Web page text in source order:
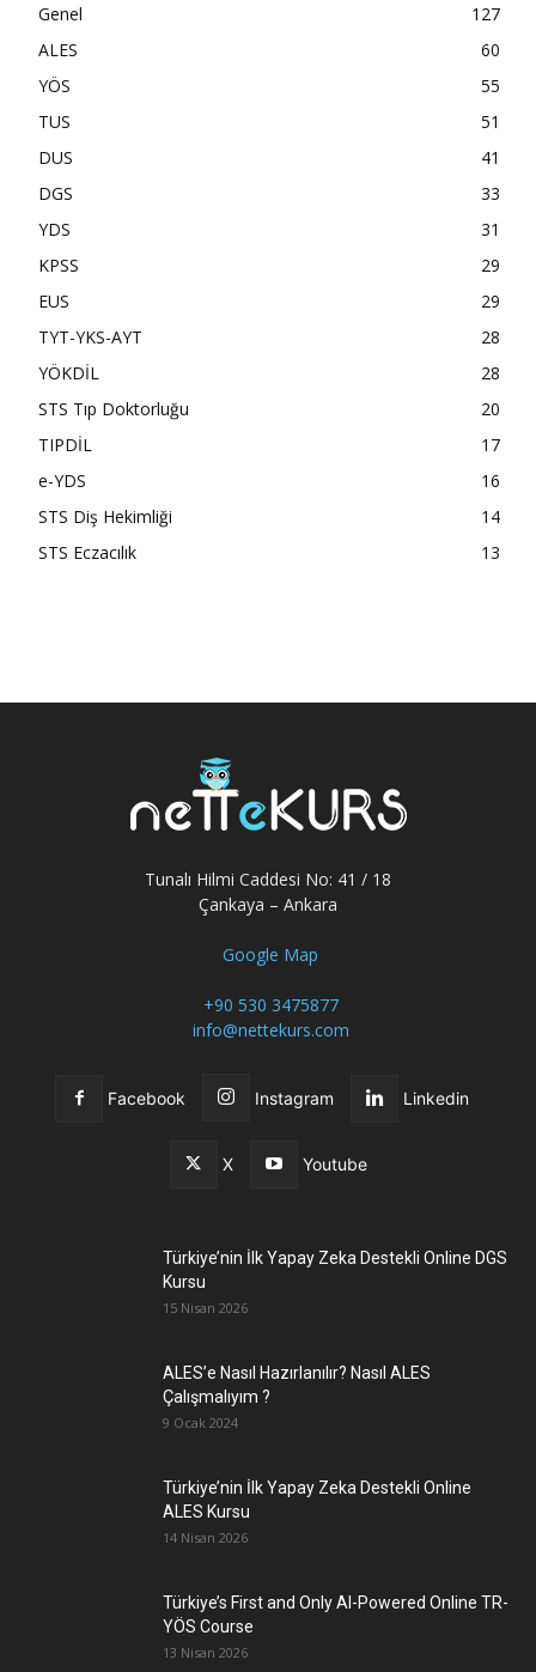
Genel
127
ALES
60
YÖS
55
TUS
51
DUS
41
DGS
33
YDS
31
KPSS
29
EUS
29
TYT-YKS-AYT
28
YÖKDİL
28
STS Tıp Doktorluğu
20
TIPDİL
17
e-YDS
16
STS Diş Hekimliği
14
STS Eczacılık
13
Tunalı Hilmi Caddesi No: 41 / 18
Çankaya – Ankara
Google Map
+90 530 3475877
info@nettekurs.com
Facebook Instagram Linkedin
X Youtube
Türkiye’nin İlk Yapay Zeka Destekli Online DGS
Kursu
15 Nisan 2026
ALES’e Nasıl Hazırlanılır? Nasıl ALES
Çalışmalıyım ?
9 Ocak 2024
Türkiye’nin İlk Yapay Zeka Destekli Online
ALES Kursu
14 Nisan 2026
Türkiye’s First and Only AI-Powered Online TR-
YÖS Course
13 Nisan 2026